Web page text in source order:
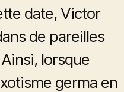
date, Victor
de pareilles
lorsque
germa en